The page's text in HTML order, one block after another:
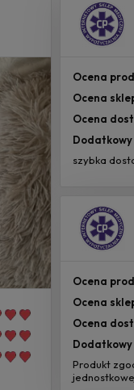
Ocena
Ocena
Ocena
szybka
Ocena
Ocena
Ocena
Produkt